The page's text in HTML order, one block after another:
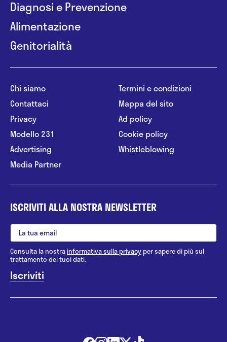
Diagnosi e Prevenzione
Alimentazione
Genitorialità
Chi siamo
Contattaci
Privacy
Modello 231
Advertising
Media Partner
Termini e condizioni
Mappa del sito
Ad policy
Cookie policy
Whistleblowing
ISCRIVITI ALLA NOSTRA NEWSLETTER
Consulta la nostrainformativa sulla privacy per sapere di più sul
trattamento dei tuoi dati.